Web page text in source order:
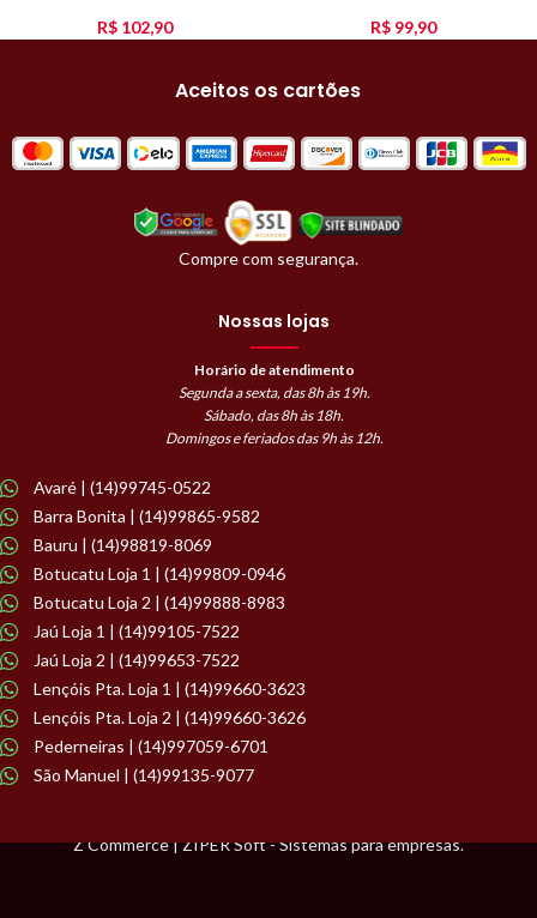
R$102,90 R$99,90
Aceitos os cartões
Compre com segurança.
Nossas lojas
Horário de atendimento
Segunda a sexta, das 8h às 19h.
Sábado, das 8h às 18h.
Domingos e feriados das 9h às 12h.
Avaré | (14)99745-0522
Barra Bonita | (14)99865-9582
Bauru | (14)98819-8069
Botucatu Loja 1 | (14)99809-0946
Botucatu Loja 2 | (14)99888-8983
Jaú Loja 1 | (14)99105-7522
Jaú Loja 2 | (14)99653-7522
Lençóis Pta. Loja 1 | (14)99660-3623
Lençóis Pta. Loja 2 | (14)99660-3626
Pederneiras | (14)997059-6701
São Manuel | (14)99135-9077
Z Commerce | ZIPER Soft - Sistemas para empresas.